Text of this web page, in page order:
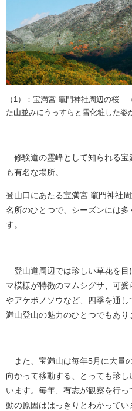
（1）：宝満宮 竈門神社周辺の桜
た山並みにうっすらと雪化粧した姿
修験道の霊峰として知られる宝
も有名な場所。
登山口にあたる宝満宮 竈門神社
名所のひとつで、シーズンには
す。
登山道周辺では珍しい草花を目
マ模様が特徴のマムシグサ、可
やアケボノソウなど、四季を通
満山登山の魅力のひとつでもあり
また、宝満山は毎年5月に大量
向かって移動する、とっても珍
います。毎年、有志が観察を行
動の原因ははっきりとわかって